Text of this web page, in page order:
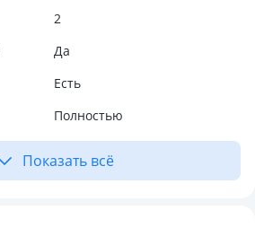
2
Да
Есть
Полностью
Показать всё